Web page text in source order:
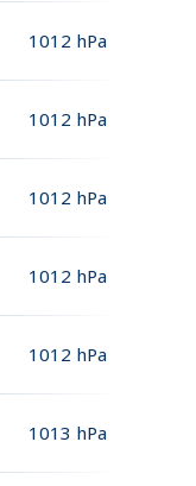
1012 hPa
1012 hPa
1012 hPa
1012 hPa
1012 hPa
1013 hPa